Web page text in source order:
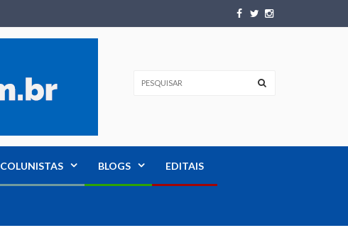
COLUNISTAS BLOGS EDITAIS